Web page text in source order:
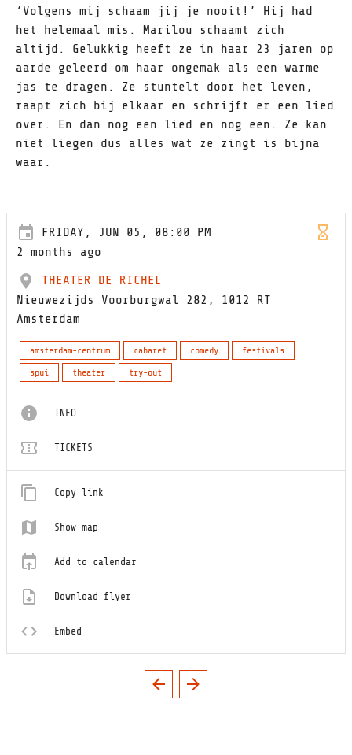
‘Volgens mij schaam jij je nooit!’ Hij had
het helemaal mis. Marilou schaamt zich
altijd. Gelukkig heeft ze in haar 23 jaren op
aarde geleerd om haar ongemak als een warme
jas te dragen. Ze stuntelt door het leven,
raapt zich bij elkaar en schrijft er een lied
over. En dan nog een lied en nog een. Ze kan
niet liegen dus alles wat ze zingt is bijna
waar.
FRIDAY, JUN 05, 08:00 PM
2 months ago
THEATER DE RICHEL
Nieuwezijds Voorburgwal 282, 1012 RT
Amsterdam
amsterdam-centrum cabaret comedy
festivals
spui
theater try-out
INFO
TICKETS
Copy link
Show map
Add to calendar
Download flyer
Embed